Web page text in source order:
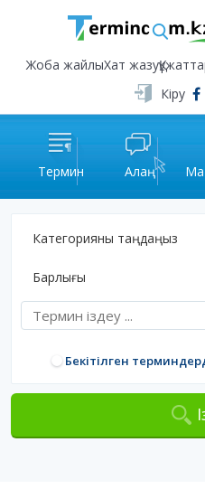
Жоба жайлыХат жазу
Кіру
Термин Алаң
Категорияны таңдаңыз
Барлығы
Бекітілген